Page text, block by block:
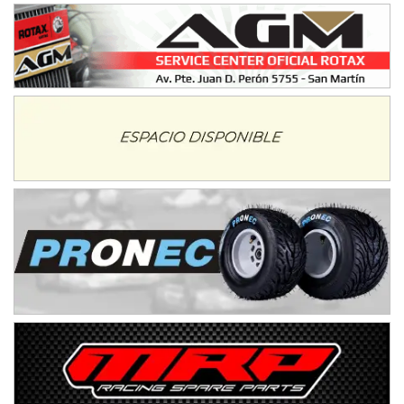
08/09-AGO
IAME SERIES ARGENTINA 6
Ramiro Tot (Asfalto)
Baradero (Buenos Aires)
Trenque Lauquen (Buenos Aires)
ENTRERRIANO - F6 (POSTERGADA)
Parque de la Velocidad (Asfalto)
Villaguay (Entre Ríos)
VICTORIENSE - F7
El Cerro (Tierra)
Victoria (Entre Ríos)
PATAGONICO - F6
Moto Club Reginense (Tierra)
Gral. E. Godoy (Río Negro)
CSK - F7